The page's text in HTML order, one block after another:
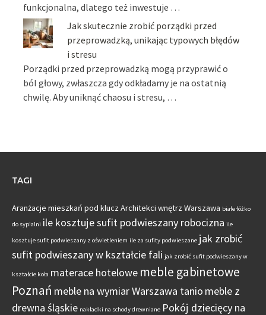
funkcjonalna, dlatego też inwestuje …
Jak skutecznie zrobić porządki przed
przeprowadzką, unikając typowych błędów
i stresu
Porządki przed przeprowadzką mogą przyprawić o
ból głowy, zwłaszcza gdy odkładamy je na ostatnią
chwilę. Aby uniknąć chaosu i stresu, …
TAGI
Aranżacje mieszkań pod klucz Architekci wnętrz Warszawa białe łóżko
do sypialni ile kosztuje sufit podwieszany robocizna ile
kosztuje sufit podwieszany z oświetleniem ile za sufity podwieszane jak zrobić
sufit podwieszany w kształcie fali jak zrobić sufit podwieszany w
kształcie koła materace hotelowe meble gabinetowe
Poznań meble na wymiar Warszawa tanio meble z
drewna śląskie nakładki na schody drewniane Pokój dziecięcy na